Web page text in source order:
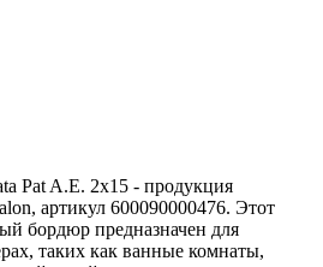
Pat A.E. 2x15 - продукция
артикул 600090000476. Этот
бордюр предназначен для
таких как ванные комнаты,